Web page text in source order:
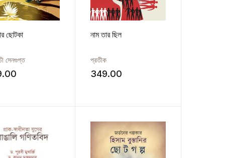
ছোটকা
সেনগুপ্ত
নাম তার ছিল
প্রতীক
349.00